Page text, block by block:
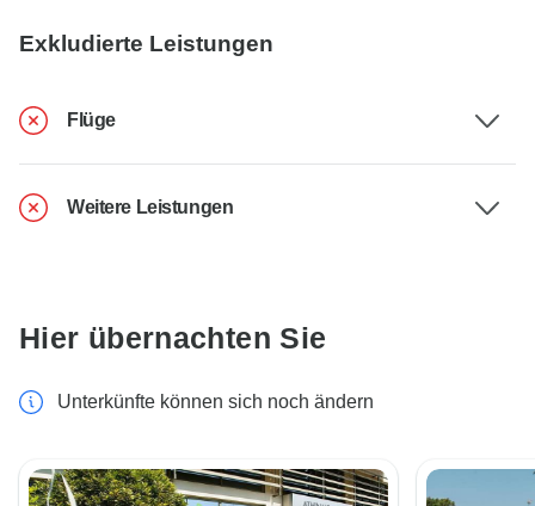
Exkludierte Leistungen
Flüge
Weitere Leistungen
Hier übernachten Sie
Unterkünfte können sich noch ändern